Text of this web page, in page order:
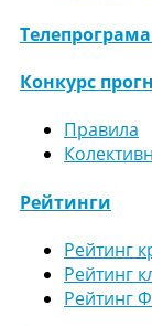
Конкурс
Правила
Рейтинги
Рейтинг
Рейтинг
Рейтинг